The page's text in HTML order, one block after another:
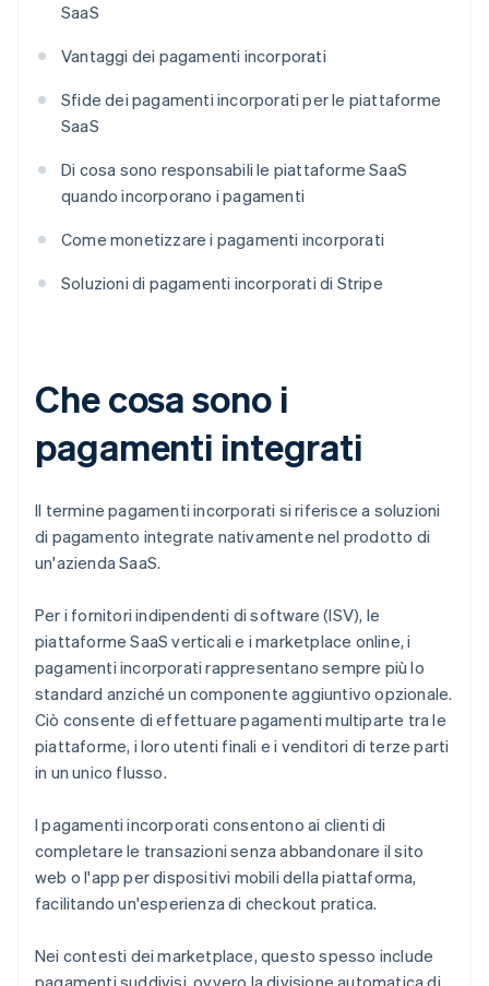
SaaS
Vantaggi dei pagamenti incorporati
Sfide dei pagamenti incorporati per le piattaforme
SaaS
Di cosa sono responsabili le piattaforme SaaS
quando incorporano i pagamenti
Come monetizzare i pagamenti incorporati
Soluzioni di pagamenti incorporati di Stripe
Che cosa sono i
pagamenti integrati
Il termine pagamenti incorporati si riferisce a soluzioni
di pagamento integrate nativamente nel prodotto di
un'azienda SaaS.
Per i fornitori indipendenti di software (ISV), le
piattaforme SaaS verticali e i marketplace online, i
pagamenti incorporati rappresentano sempre più lo
standard anziché un componente aggiuntivo opzionale.
Ciò consente di effettuare pagamenti multiparte tra le
piattaforme, i loro utenti finali e i venditori di terze parti
in un unico flusso.
I pagamenti incorporati consentono ai clienti di
completare le transazioni senza abbandonare il sito
web o l'app per dispositivi mobili della piattaforma,
facilitando un'esperienza di checkout pratica.
Nei contesti dei marketplace, questo spesso include